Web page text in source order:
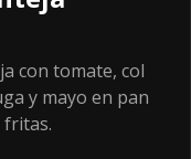
con tomate, col
y mayo en pan
fritas.